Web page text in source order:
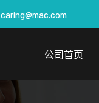
caring@mac.com
公司首页